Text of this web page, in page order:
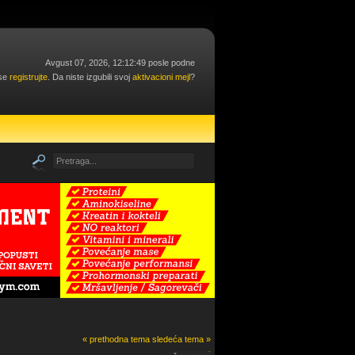
Avgust 07, 2026, 12:12:49 posle podne
registrujte . Da niste izgubili svoj aktivacioni mejl?
« prethodna tema sledeća tema »